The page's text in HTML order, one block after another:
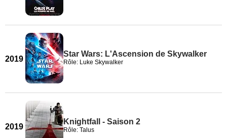
2019
Star Wars: L'Ascension de Skywalker
Rôle: Luke Skywalker
2019
Knightfall - Saison 2
Rôle: Talus